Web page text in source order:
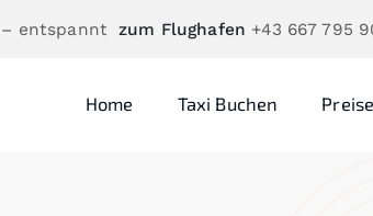
entspannt zum Flughafen +43 667 795
Home Taxi Buchen Preise